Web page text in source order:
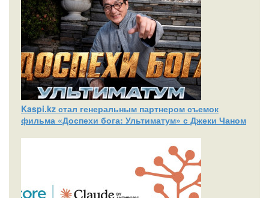
Kaspi.kz стал генеральным партнером съемок
фильма «Доспехи бога: Ультиматум» с Джеки Чаном